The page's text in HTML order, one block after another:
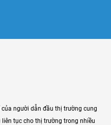
người dẫn đầu thị trường cung
tục cho thị trường trong nhiều